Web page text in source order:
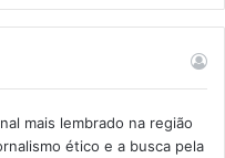
mais lembrado na região
ético e a busca pela